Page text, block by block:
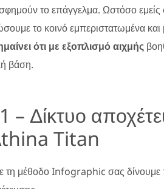
το επάγγελμα. Ωστόσο εμείς
το κοινό εμπεριστατωμένα και
ότι με εξοπλισμό αιχμής
βάση.
Δίκτυο
Titan
τη μέθοδο Infographic σας δίνουμε